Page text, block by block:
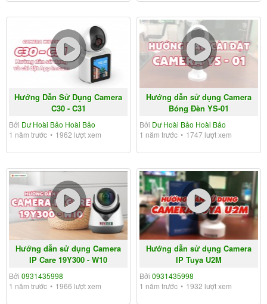
Hướng Dẫn Sử Dụng Camera
C30 - C31
Bởi Dư Hoài Bảo Hoài Bảo
1 năm trước
1962 lượt xem
Hướng dẫn sử dụng Camera
Bóng Đèn YS-01
Bởi Dư Hoài Bảo Hoài Bảo
1 năm trước
1747 lượt xem
Hướng dẫn sử dụng Camera
IP Care 19Y300 - W10
Bởi 0931435998
1 năm trước
1966 lượt xem
Hướng dẫn sử dụng Camera
IP Tuya U2M
Bởi 0931435998
1 năm trước
1932 lượt xem